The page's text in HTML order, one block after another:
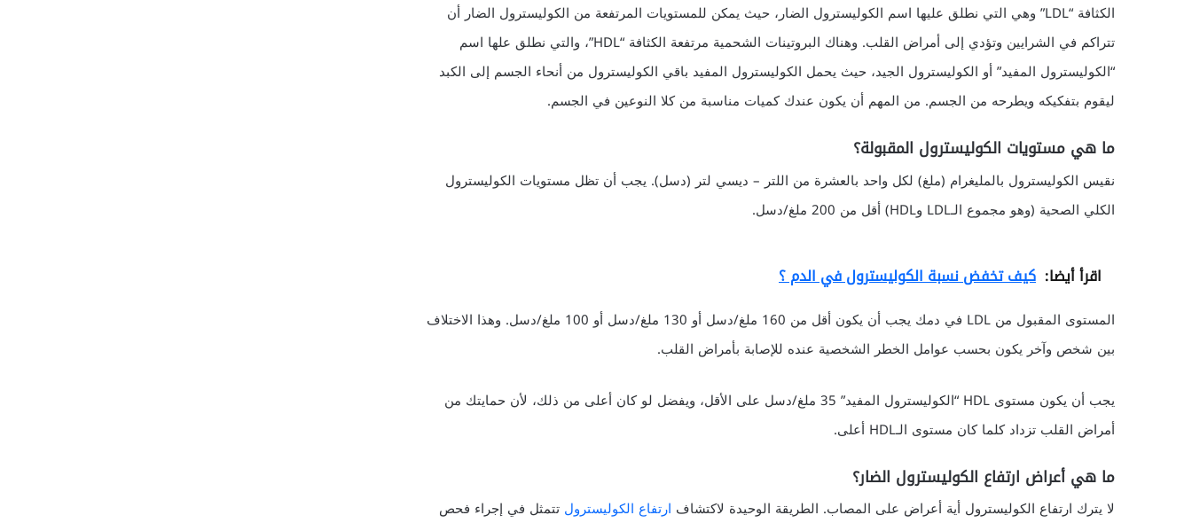
الكثافة “LDL” وهي التي نطلق عليها اسم الكوليسترول الضار، حيث يمكن للمستويات المرتفعة من الكوليسترول الضار أن
تتراكم في الشرايين وتؤدي إلى أمراض القلب. وهناك البروتينات الشحمية مرتفعة الكثافة “HDL”، والتي نطلق علها اسم
“الكوليسترول المفيد” أو الكوليسترول الجيد، حيث يحمل الكوليسترول المفيد باقي الكوليسترول من أنحاء الجسم إلى الكبد
ليقوم بتفكيكه ويطرحه من الجسم. من المهم أن يكون عندك كميات مناسبة من كلا النوعين في الجسم.
ما هي مستويات الكوليسترول المقبولة؟
نقيس الكوليسترول بالمليغرام (ملغ) لكل واحد بالعشرة من اللتر – ديسي لتر (دسل). يجب أن تظل مستويات الكوليسترول
الكلي الصحية (وهو مجموع الـLDL وHDL) أقل من 200 ملغ/دسل.
اقرأ أيضا: كيف تخفض نسبة الكوليسترول في الدم ؟
المستوى المقبول من LDL في دمك يجب أن يكون أقل من 160 ملغ/دسل أو 130 ملغ/دسل أو 100 ملغ/دسل. وهذا الاختلاف
بين شخص وآخر يكون بحسب عوامل الخطر الشخصية عنده للإصابة بأمراض القلب.
يجب أن يكون مستوى HDL “الكوليسترول المفيد” 35 ملغ/دسل على الأقل، ويفضل لو كان أعلى من ذلك، لأن حمايتك من
أمراض القلب تزداد كلما كان مستوى الـHDL أعلى.
ما هي أعراض ارتفاع الكوليسترول الضار؟
لا يترك ارتفاع الكوليسترول أية أعراض على المصاب. الطريقة الوحيدة لاكتشاف ارتفاع الكوليسترول تتمثل في إجراء فحص